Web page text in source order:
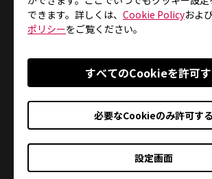
できます。詳しくは、 Cookie Policyおよ
ポリシーをご覧ください。
設定画面
必要なCookieのみ許可する
すべてのCookieを許可
ている方を対象に…
※ZOWIE製品をお持ちの方はWチャン
UP
■キャンペーンページ
http://www.benq.jp/zowie/